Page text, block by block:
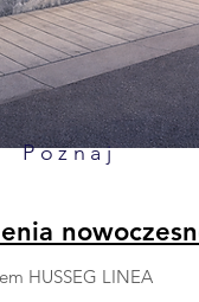
Poznaj
HUSSEG LINEA